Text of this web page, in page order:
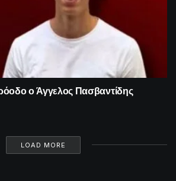
ο Άγγελος Πασβαντίδης
LOAD MORE